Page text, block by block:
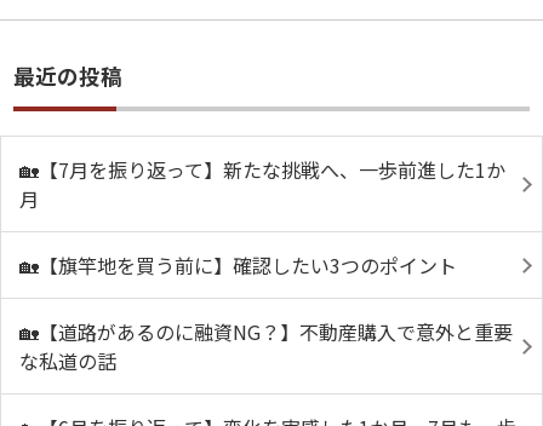
最近の投稿
🏡【7月を振り返って】新たな挑戦へ、一歩前進した1か
月
🏡【旗竿地を買う前に】確認したい3つのポイント
🏡【道路があるのに融資NG？】不動産購入で意外と重要
な私道の話